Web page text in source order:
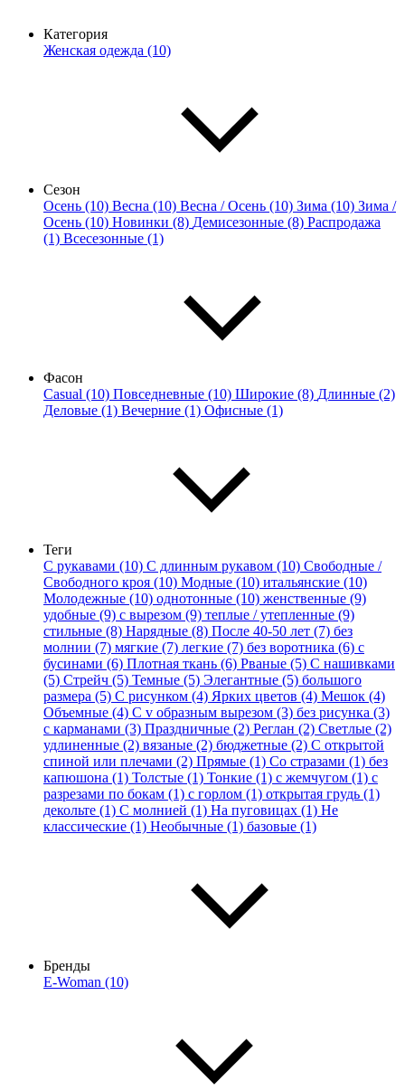
Категория
Женская одежда (10)
Сезон
Осень (10) Весна (10) Весна / Осень (10) Зима (10) Зима /
Осень (10) Новинки (8) Демисезонные (8) Распродажа
(1) Всесезонные (1)
Фасон
Casual (10) Повседневные (10) Широкие (8) Длинные (2)
Деловые (1) Вечерние (1) Офисные (1)
Теги
С рукавами (10) С длинным рукавом (10) Свободные /
Свободного кроя (10) Модные (10) итальянские (10)
Молодежные (10) однотонные (10) женственные (9)
удобные (9) с вырезом (9) теплые / утепленные (9)
стильные (8) Нарядные (8) После 40-50 лет (7) без
молнии (7) мягкие (7) легкие (7) без воротника (6) с
бусинами (6) Плотная ткань (6) Рваные (5) С нашивками
(5) Стрейч (5) Темные (5) Элегантные (5) большого
размера (5) С рисунком (4) Ярких цветов (4) Мешок (4)
Объемные (4) С v образным вырезом (3) без рисунка (3)
с карманами (3) Праздничные (2) Реглан (2) Светлые (2)
удлиненные (2) вязаные (2) бюджетные (2) С открытой
спиной или плечами (2) Прямые (1) Со стразами (1) без
капюшона (1) Толстые (1) Тонкие (1) с жемчугом (1) с
разрезами по бокам (1) с горлом (1) открытая грудь (1)
декольте (1) С молнией (1) На пуговицах (1) Не
классические (1) Необычные (1) базовые (1)
Бренды
E-Woman (10)